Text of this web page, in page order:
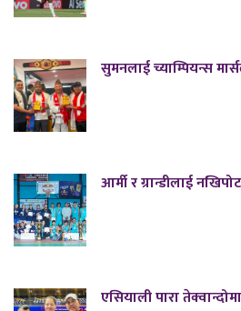
सुमनलाई च्याम्पियन्स
आर्मी र ग्रान्डीलाई
एसियाली पारा